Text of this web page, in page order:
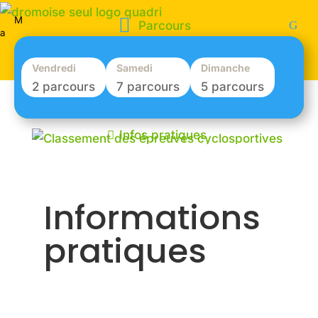
a
M  Parcours
Vendredi
2 parcours
Samedi
7 parcours
Dimanche
5 parcours
 Infos pratiques
Informations
pratiques
est effectué ainsi qu’un classement par
catégorie pour les 3 cyclosportives.
L’âge pris en compte est celui du millésime